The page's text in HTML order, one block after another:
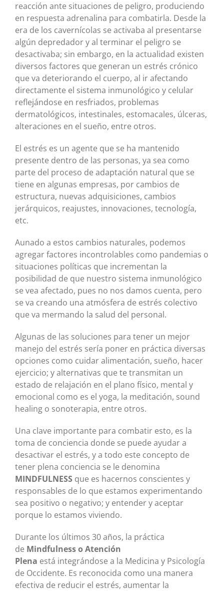
reacción ante situaciones de peligro, produciendo
en respuesta adrenalina para combatirla. Desde la
era de los cavernícolas se activaba al presentarse
algún depredador y al terminar el peligro se
desactivaba; sin embargo, en la actualidad existen
diversos factores que generan un estrés crónico
que va deteriorando el cuerpo, al ir afectando
directamente el sistema inmunológico y celular
reflejándose en resfriados, problemas
dermatológicos, intestinales, estomacales, úlceras,
alteraciones en el sueño, entre otros.
El estrés es un agente que se ha mantenido
presente dentro de las personas, ya sea como
parte del proceso de adaptación natural que se
tiene en algunas empresas, por cambios de
estructura, nuevas adquisiciones, cambios
jerárquicos, reajustes, innovaciones, tecnología,
etc.
Aunado a estos cambios naturales, podemos
agregar factores incontrolables como pandemias o
situaciones políticas que incrementan la
posibilidad de que nuestro sistema inmunológico
se vea afectado, pues no nos damos cuenta, pero
se va creando una atmósfera de estrés colectivo
que va mermando la salud del personal.
Algunas de las soluciones para tener un mejor
manejo del estrés sería poner en práctica diversas
opciones como cuidar alimentación, sueño, hacer
ejercicio; y alternativas que te transmitan un
estado de relajación en el plano físico, mental y
emocional como es el yoga, la meditación, sound
healing o sonoterapia, entre otros.
Una clave importante para combatir esto, es la
toma de conciencia donde se puede ayudar a
desactivar el estrés, y a todo este concepto de
tener plena conciencia se le denomina
MINDFULNESS que es hacernos conscientes y
responsables de lo que estamos experimentando
sea positivo o negativo; y entender y aceptar
porque lo estamos viviendo.
Durante los últimos 30 años, la práctica
de Mindfulness o Atención
Plena está integrándose a la Medicina y Psicología
de Occidente. Es reconocida como una manera
efectiva de reducir el estrés, aumentar la